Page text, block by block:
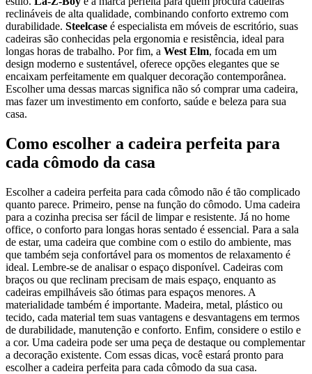
reclináveis de alta qualidade, combinando conforto extremo com
durabilidade. Steelcase é especialista em móveis de escritório, suas
cadeiras são conhecidas pela ergonomia e resistência, ideal para
longas horas de trabalho. Por fim, a West Elm, focada em um
design moderno e sustentável, oferece opções elegantes que se
encaixam perfeitamente em qualquer decoração contemporânea.
Escolher uma dessas marcas significa não só comprar uma cadeira,
mas fazer um investimento em conforto, saúde e beleza para sua
casa.
Como escolher a cadeira perfeita para
cada cômodo da casa
Escolher a cadeira perfeita para cada cômodo não é tão complicado
quanto parece. Primeiro, pense na função do cômodo. Uma cadeira
para a cozinha precisa ser fácil de limpar e resistente. Já no home
office, o conforto para longas horas sentado é essencial. Para a sala
de estar, uma cadeira que combine com o estilo do ambiente, mas
que também seja confortável para os momentos de relaxamento é
ideal. Lembre-se de analisar o espaço disponível. Cadeiras com
braços ou que reclinam precisam de mais espaço, enquanto as
cadeiras empilháveis são ótimas para espaços menores. A
materialidade também é importante. Madeira, metal, plástico ou
tecido, cada material tem suas vantagens e desvantagens em termos
de durabilidade, manutenção e conforto. Enfim, considere o estilo e
a cor. Uma cadeira pode ser uma peça de destaque ou complementar
a decoração existente. Com essas dicas, você estará pronto para
escolher a cadeira perfeita para cada cômodo da sua casa.